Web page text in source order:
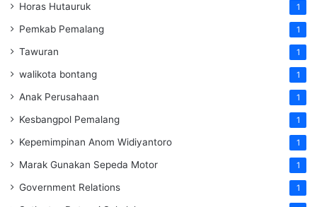
Horas Hutauruk 1
Pemkab Pemalang 1
Tawuran 1
walikota bontang 1
Anak Perusahaan 1
Kesbangpol Pemalang 1
Kepemimpinan Anom Widiyantoro 1
Marak Gunakan Sepeda Motor 1
Government Relations 1